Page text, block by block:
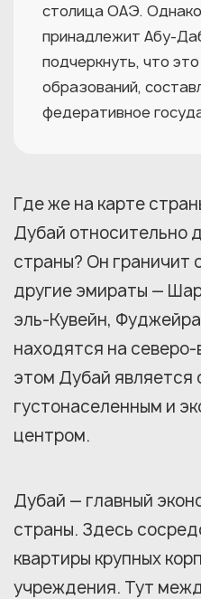
столица ОАЭ.
принадлежит Абу-
подчеркнуть, что
образований,
федеративное
Где же на карте
Дубай относительно
страны? Он граничит
другие эмираты —
эль-Кувейн,
находятся на
этом Дубай является
густонаселенным и
центром.
Дубай — главный
страны. Здесь
квартиры крупных
учреждения. Тут